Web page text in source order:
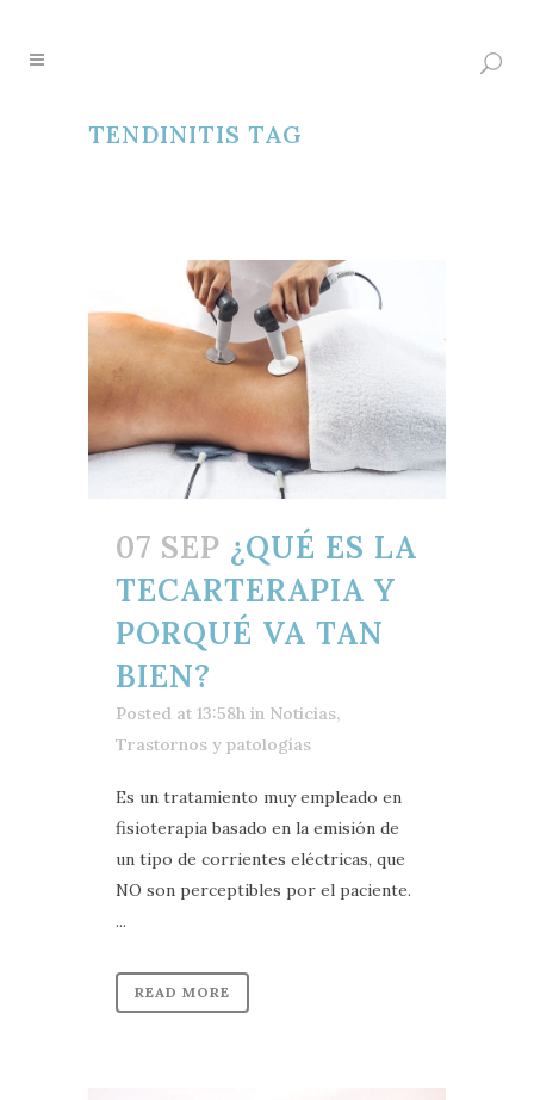
TENDINITIS TAG
07 SEP ¿QUÉ ES LA
TECARTERAPIA Y
PORQUÉ VA TAN
BIEN?
Posted at 13:58h in Noticias,
Trastornos y patologías
Es un tratamiento muy empleado en
fisioterapia basado en la emisión de
un tipo de corrientes eléctricas, que
NO son perceptibles por el paciente.
...
READ MORE